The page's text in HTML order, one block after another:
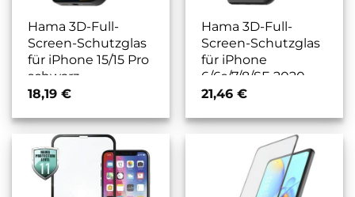
Hama 3D-Full-
Screen-Schutzglas
für iPhone 15/15 Pro
schwarz
18,19 €
Hama 3D-Full-
Screen-Schutzglas
für iPhone
6/6s/7/8/SE 2020
schwarz
21,46 €